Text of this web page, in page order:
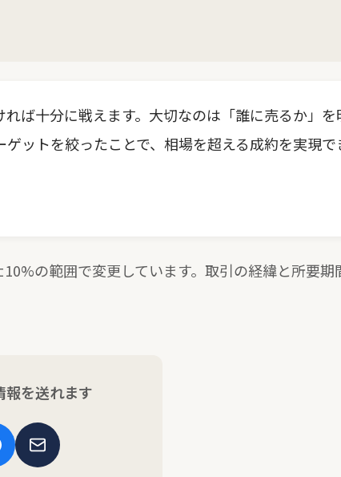
ば十分に戦えます。大切なのは「誰に売るか」を
ットを絞ったことで、相場を超える成約を実現で
の範囲で変更しています。取引の経緯と所要期
報を送れます